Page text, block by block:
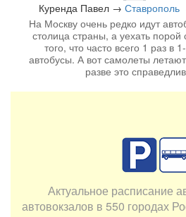
Куренда Павел→ Ставрополь
На Москву очень редко идут
столица страны, а уехать порой
того, что часто всего 1 раз в
автобусы. А вот самолеты летают
разве это
Актуальное расписание
автовокзалов в 550 городах